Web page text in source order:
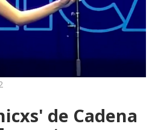
de Cadena